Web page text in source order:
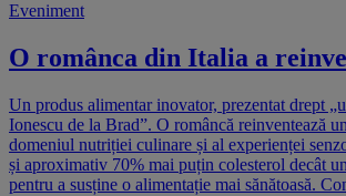
Eveniment
O românca din Italia a
Un produs alimentar inovator, prezentat drept
Ionescu de la Brad”. O româncă reinventează
domeniul nutriției culinare și al experienței
și aproximativ 70% mai puțin colesterol decât
pentru a susține o alimentație mai sănătoasă.